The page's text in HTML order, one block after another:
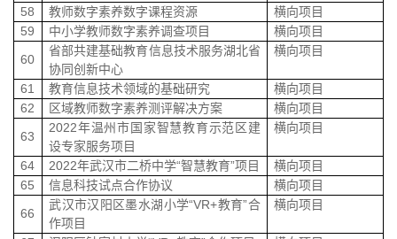
58
教师数字素养数字课程资源
横向项目
59
中小学教师数字素养调查项目
横向项目
60
省部共建基础教育信息技术服务湖北省
协同创新中心
横向项目
61 教育信息技术领域的基础研究
横向项目
62
区域教师数字素养测评解决方案
横向项目
63
2022年温州市国家智慧教育示范区建
设专家服务项目
横向项目
64 2022年武汉市二桥中学“智慧教育”项目
横向项目
65
信息科技试点合作协议
横向项目
66
武汉市汉阳区墨水湖小学“VR+教育”合
作项目
横向项目